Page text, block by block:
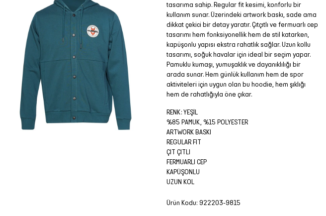
tasarıma sahip. Regular fit kesimi, konforlu bir
kullanım sunar. Üzerindeki artwork baskı, sade ama
dikkat çekici bir detay yaratır. Çıtçıtlı ve fermuarlı cep
tasarımı hem fonksiyonellik hem de stil katarken,
kapüşonlu yapısı ekstra rahatlık sağlar. Uzun kollu
tasarımı, soğuk havalar için ideal bir seçim yapar.
Pamuklu kumaşı, yumuşaklık ve dayanıklılığı bir
arada sunar. Hem günlük kullanım hem de spor
aktiviteleri için uygun olan bu hoodie, hem şıklığı
hem de rahatlığıyla öne çıkar.
RENK: YEŞİL
%85 PAMUK, %15 POLYESTER
ARTWORK BASKI
REGULAR FIT
ÇIT ÇITLI
FERMUARLI CEP
KAPÜŞONLU
UZUN KOL
Ürün Kodu: 922203-9815